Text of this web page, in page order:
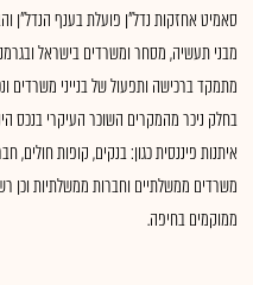
סאמיט אחזקות נדל"ן פועלת בענף הנדל"ן
מבני תעשיה, מסחר ומשרדים בישראל
מתמקד ברכישה ותפעול של בנייני משרדים
בחלק ניכר מהמקרים השוכר העיקרי בנכס
איתנות פיננסית כגון: בנקים, קופות חולים,
משרדים ממשלתיים וחברות ממשלתיות וכן
ממוקמים בחיפה.